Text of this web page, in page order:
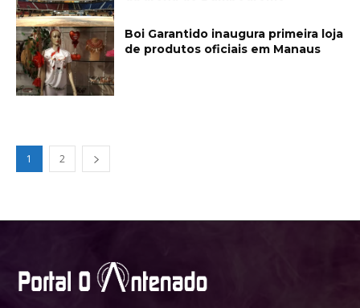
Boi Garantido inaugura primeira loja
de produtos oficiais em Manaus
1 2